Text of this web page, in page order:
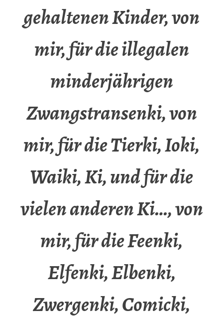
gehaltenen Kinder, von
mir, für die illegalen
minderjährigen
Zwangstransenki, von
mir, für die Tierki, Ioki,
Waiki, Ki, und für die
vielen anderen Ki…, von
mir, für die Feenki,
Elfenki, Elbenki,
Zwergenki, Comicki,